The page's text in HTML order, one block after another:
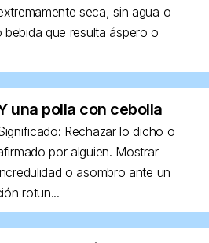
seca, sin agua o
bebida que resulta áspero o
una polla con cebolla
Rechazar lo dicho o
por alguien. Mostrar
o asombro ante un
rotun...